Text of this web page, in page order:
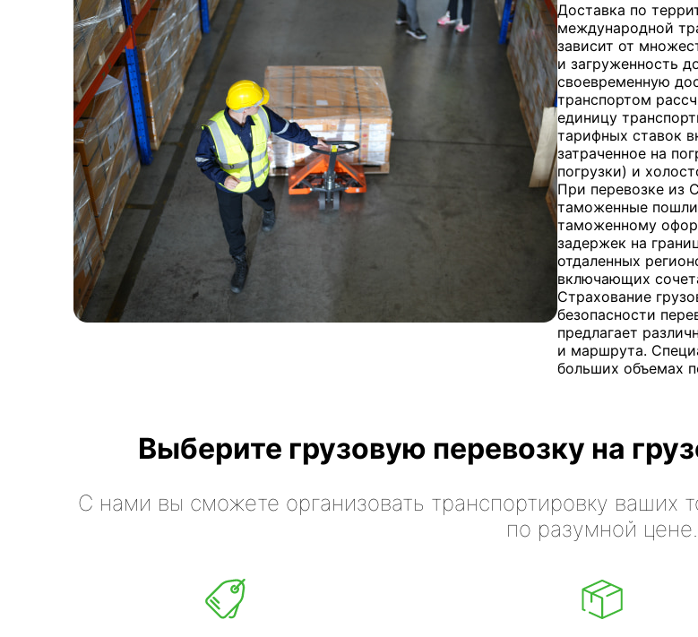
Доставка по
международной
зависит от
и загруженность
своевременную
транспортом
единицу
тарифных ставок
затраченное на
погрузки) и
При перевозке из
таможенные
таможенному
задержек на
отдаленных
включающих
Страхование
безопасности
предлагает
и маршрута.
больших объемах
Выберите грузовую перевозку на
С нами вы сможете организовать транспортировку ваших
по разумной цене.